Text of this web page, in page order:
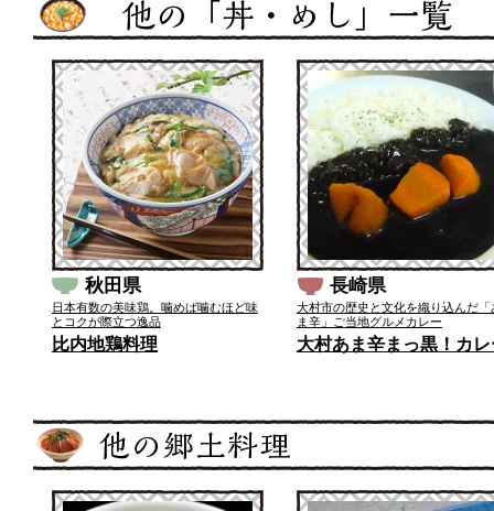
秋田県
日本有数の美味鶏。噛めば噛むほど味
とコクが際立つ逸品
比内地鶏料理
長崎県
大村市の歴史と文化を織り込んだ「
ま辛」ご当地グルメカレー
大村あま辛まっ黒！カレ